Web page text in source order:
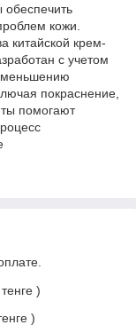
кожи.
китайской крем-
с учетом
покраснение,
помогают
)
)